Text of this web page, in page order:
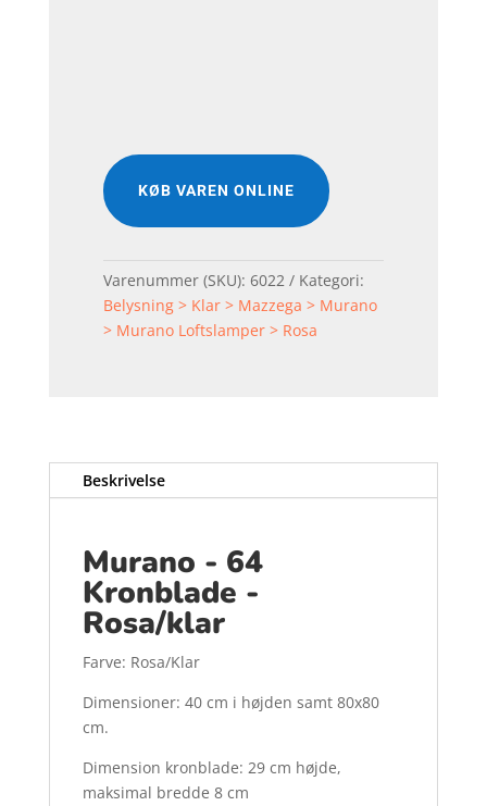
KØB VAREN ONLINE
Varenummer (SKU): 6022
Kategori:
Belysning > Klar > Mazzega > Murano
> Murano Loftslamper > Rosa
Beskrivelse
Murano - 64
Kronblade -
Rosa/klar
Farve: Rosa/Klar
Dimensioner: 40 cm i højden samt 80x80
cm.
Dimension kronblade: 29 cm højde,
maksimal bredde 8 cm